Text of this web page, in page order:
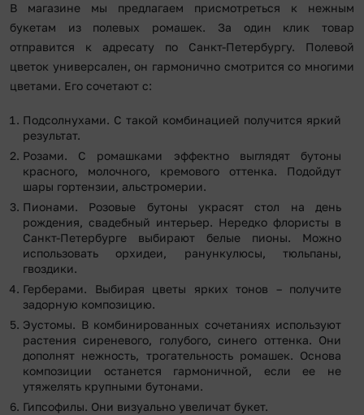
В магазине мы предлагаем присмотреться к нежным
букетам из полевых ромашек. За один клик товар
отправится к адресату по Санкт-Петербургу. Полевой
цветок универсален, он гармонично смотрится со многими
цветами. Его сочетают с:
Подсолнухами. С такой комбинацией получится яркий
результат.
Розами. С ромашками эффектно выглядят бутоны
красного, молочного, кремового оттенка. Подойдут
шары гортензии, альстромерии.
Пионами. Розовые бутоны украсят стол на день
рождения, свадебный интерьер. Нередко флористы в
Санкт-Петербурге выбирают белые пионы. Можно
использовать орхидеи, ранункулюсы, тюльпаны,
гвоздики.
Герберами. Выбирая цветы ярких тонов – получите
задорную композицию.
Эустомы. В комбинированных сочетаниях используют
растения сиреневого, голубого, синего оттенка. Они
дополнят нежность, трогательность ромашек. Основа
композиции останется гармоничной, если ее не
утяжелять крупными бутонами.
Гипсофилы. Они визуально увеличат букет.